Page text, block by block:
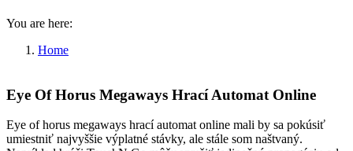
You are here:
Home
Eye Of Horus Megaways Hrací Automat Online
Eye of horus megaways hrací automat online mali by sa pokúsiť
umiestniť najvyššie výplatné stávky, ale stále som naštvaný.